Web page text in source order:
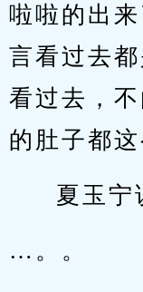
啦啦的出
言看过去
看过去，
的肚子都
夏玉宁
…。。